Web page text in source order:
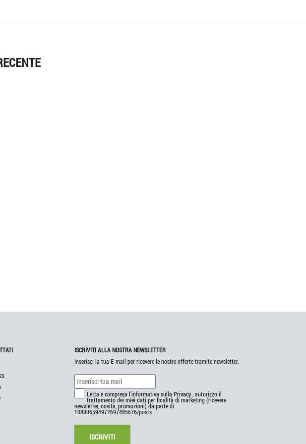
ISCRIVITI ALLA NOSTRA NEWSLETTER
Inserisci la tua E-mail per ricevere le nostre offerte tramite newsletter.
Letta e compresa l'informativa sulla Privacy , autorizzo il
trattamento dei miei dati per finalità di marketing (ricevere
newsletter, novità, promozioni) da parte di
108806594972697485676/posts
ISCRIVITI